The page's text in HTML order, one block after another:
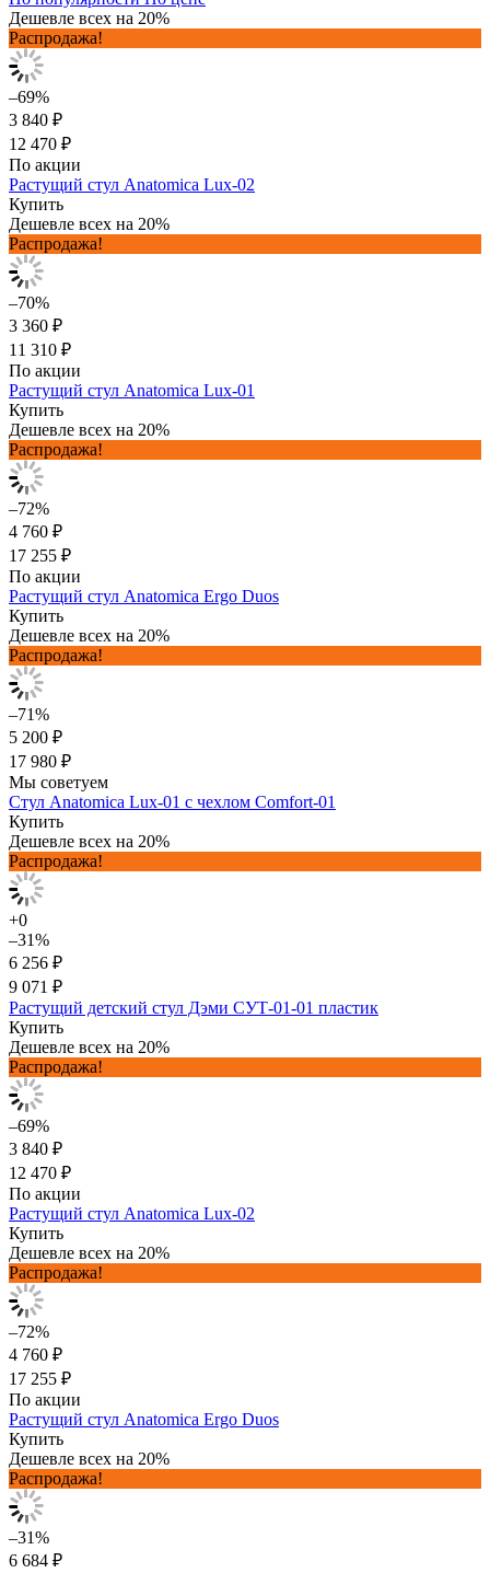
Дешевле всех на 20%
Распродажа!
–69%
3 840 ₽
12 470 ₽
По акции
Растущий стул Anatomica Lux-02
Купить
Дешевле всех на 20%
Распродажа!
–70%
3 360 ₽
11 310 ₽
По акции
Растущий стул Anatomica Lux-01
Купить
Дешевле всех на 20%
Распродажа!
–72%
4 760 ₽
17 255 ₽
По акции
Растущий стул Anatomica Ergo Duos
Купить
Дешевле всех на 20%
Распродажа!
–71%
5 200 ₽
17 980 ₽
Мы советуем
Стул Anatomica Lux-01 с чехлом Comfort-01
Купить
Дешевле всех на 20%
Распродажа!
+0
–31%
6 256 ₽
9 071 ₽
Растущий детский стул Дэми СУТ-01-01 пластик
Купить
Дешевле всех на 20%
Распродажа!
–69%
3 840 ₽
12 470 ₽
По акции
Растущий стул Anatomica Lux-02
Купить
Дешевле всех на 20%
Распродажа!
–72%
4 760 ₽
17 255 ₽
По акции
Растущий стул Anatomica Ergo Duos
Купить
Дешевле всех на 20%
Распродажа!
–31%
6 684 ₽